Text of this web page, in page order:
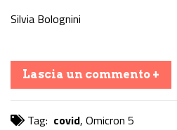
Silvia Bolognini
Lascia un commento +
Tag: covid, Omicron 5